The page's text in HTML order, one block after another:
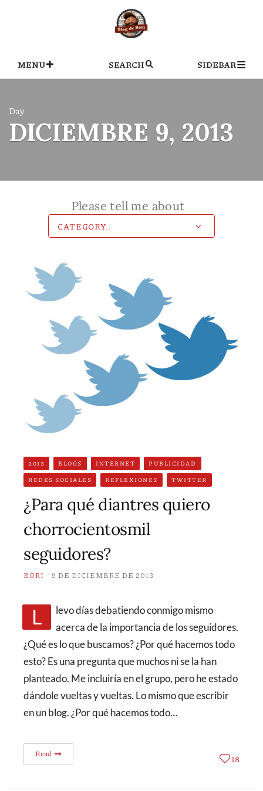
MENU SEARCH SIDEBAR
Day
DICIEMBRE 9, 2013
Please tell me about
2013 BLOGS INTERNET PUBLICIDAD
REDES SOCIALES REFLEXIONES TWITTER
¿Para qué diantres quiero
chorrocientosmil
seguidores?
BORI 9 DE DICIEMBRE DE 2013
Llevo días debatiendo conmigo mismo
acerca de la importancia de los seguidores.
¿Qué es lo que buscamos? ¿Por qué hacemos todo
esto? Es una pregunta que muchos ni se la han
planteado. Me incluiría en el grupo, pero he estado
dándole vueltas y vueltas. Lo mismo que escribir
en un blog. ¿Por qué hacemos todo…
Read 18